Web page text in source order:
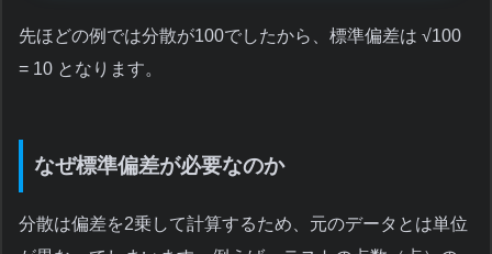
先ほどの例では分散が100でしたから、標準偏差は √100
= 10 となります。
なぜ標準偏差が必要なのか
分散は偏差を2乗して計算するため、元のデータとは単位